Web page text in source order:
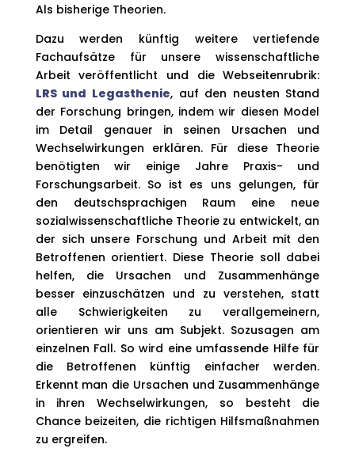
Als bisherige Theorien.
Dazu werden künftig weitere vertiefende
Fachaufsätze für unsere wissenschaftliche
Arbeit veröffentlicht und die Webseitenrubrik:
LRS und Legasthenie, auf den neusten Stand
der Forschung bringen, indem wir diesen Model
im Detail genauer in seinen Ursachen und
Wechselwirkungen erklären. Für diese Theorie
benötigten wir einige Jahre Praxis- und
Forschungsarbeit. So ist es uns gelungen, für
den deutschsprachigen Raum eine neue
sozialwissenschaftliche Theorie zu entwickelt, an
der sich unsere Forschung und Arbeit mit den
Betroffenen orientiert. Diese Theorie soll dabei
helfen, die Ursachen und Zusammenhänge
besser einzuschätzen und zu verstehen, statt
alle Schwierigkeiten zu verallgemeinern,
orientieren wir uns am Subjekt. Sozusagen am
einzelnen Fall. So wird eine umfassende Hilfe für
die Betroffenen künftig einfacher werden.
Erkennt man die Ursachen und Zusammenhänge
in ihren Wechselwirkungen, so besteht die
Chance beizeiten, die richtigen Hilfsmaßnahmen
zu ergreifen.